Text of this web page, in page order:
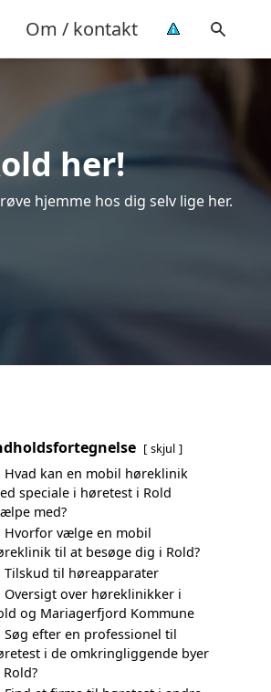
Om / kontakt
her!
hjemme hos dig selv lige her.
skjul
Hvad kan en mobil høreklinik
speciale i høretest i Rold
med?
Hvorfor vælge en mobil
til at besøge dig i Rold?
Tilskud til høreapparater
Oversigt over høreklinikker i
og Mariagerfjord Kommune
Søg efter en professionel til
i de omkringliggende byer